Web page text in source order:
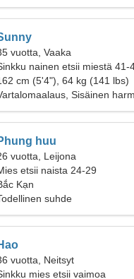
vuotta, Vaaka
nainen etsii miestä 41-
cm (5'4"), 64 kg (141 lbs)
Sisäinen
huu
vuotta, Leijona
etsii naista 24-29
Kạn
suhde
vuotta, Neitsyt
mies etsii vaimoa